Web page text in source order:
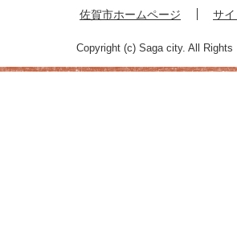
佐賀市ホームページ サ
Copyright (c) Saga city. All Rights